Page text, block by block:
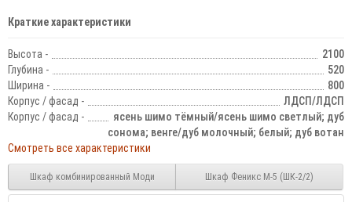
Краткие характеристики
Высота -
2100
Глубина -
520
Ширина -
800
Корпус / фасад -
ЛДСП/ЛДСП
Корпус / фасад -
ясень шимо тёмный/ясень шимо светлый; дуб
сонома; венге/дуб молочный; белый; дуб вотан
Смотреть все характеристики
Шкаф комбинированный Моди Шкаф Феникс М-5 (ШК-2/2)